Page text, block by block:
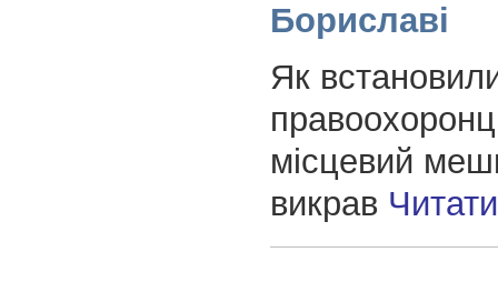
Бориславі
Як
місцевий
викрав